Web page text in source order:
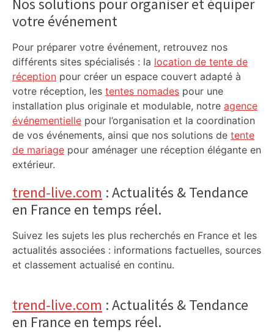
Nos solutions pour organiser et équiper
votre événement
Pour préparer votre événement, retrouvez nos
différents sites spécialisés : la location de tente de
réception pour créer un espace couvert adapté à
votre réception, les tentes nomades pour une
installation plus originale et modulable, notre agence
événementielle pour l’organisation et la coordination
de vos événements, ainsi que nos solutions de tente
de mariage pour aménager une réception élégante en
extérieur.
trend-live.com : Actualités & Tendance
en France en temps réel.
Suivez les sujets les plus recherchés en France et les
actualités associées : informations factuelles, sources
et classement actualisé en continu.
trend-live.com : Actualités & Tendance
en France en temps réel.